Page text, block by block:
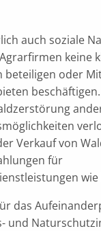
auch soziale
keine
beteiligen oder
Verkauf von
für
wie
das
und